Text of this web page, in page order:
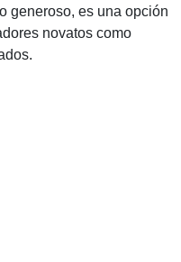
generoso, es una opción
novatos como